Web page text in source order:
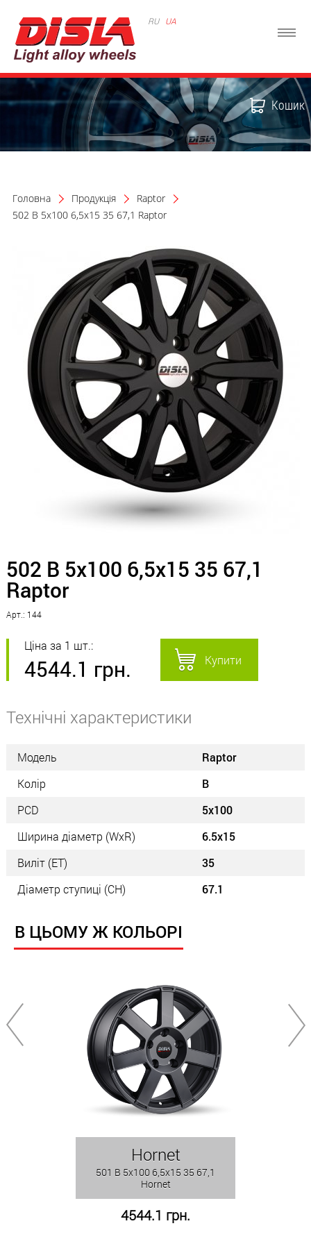
RU UA
Кошик
Головна Продукція
Raptor
502 B 5x100 6,5x15 35 67,1 Raptor
502 B 5x100 6,5x15 35 67,1
Raptor
Арт.: 144
Ціна за 1 шт.:
4544.1 грн. Купити
Технічні характеристики
Модель
Raptor
Колір
B
PCD
5x100
Ширина діаметр (WxR)
6.5x15
Виліт (ET)
35
Діаметр ступиці (СН)
67.1
В ЦЬОМУ Ж КОЛЬОРІ
Hornet
501 B 5x100 6,5x15 35 67,1
Hornet
4544.1 грн.